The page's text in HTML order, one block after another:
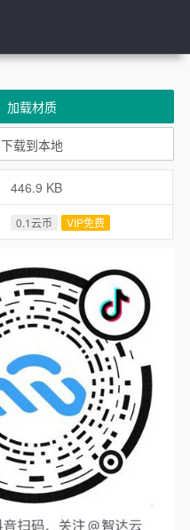
加载材质
下载到本地
446.9 KB
0.1云币 VIP免费